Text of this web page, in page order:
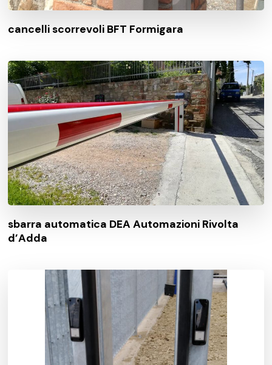
cancelli scorrevoli BFT Formigara
sbarra automatica DEA Automazioni Rivolta
d’Adda